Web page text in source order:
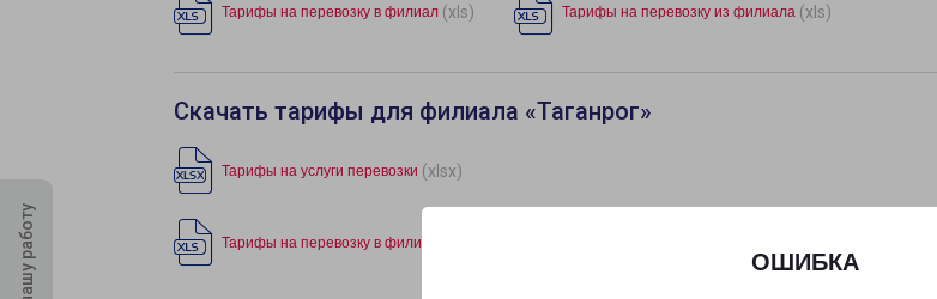
ОШИБКА
Тарифы на перевозку в филиал (xls) Тарифы на перевозку из филиала (xls)
Скачать тарифы для филиала «Таганрог»
Тарифы на услуги перевозки (xlsx)
Тарифы на перевозку в филиал